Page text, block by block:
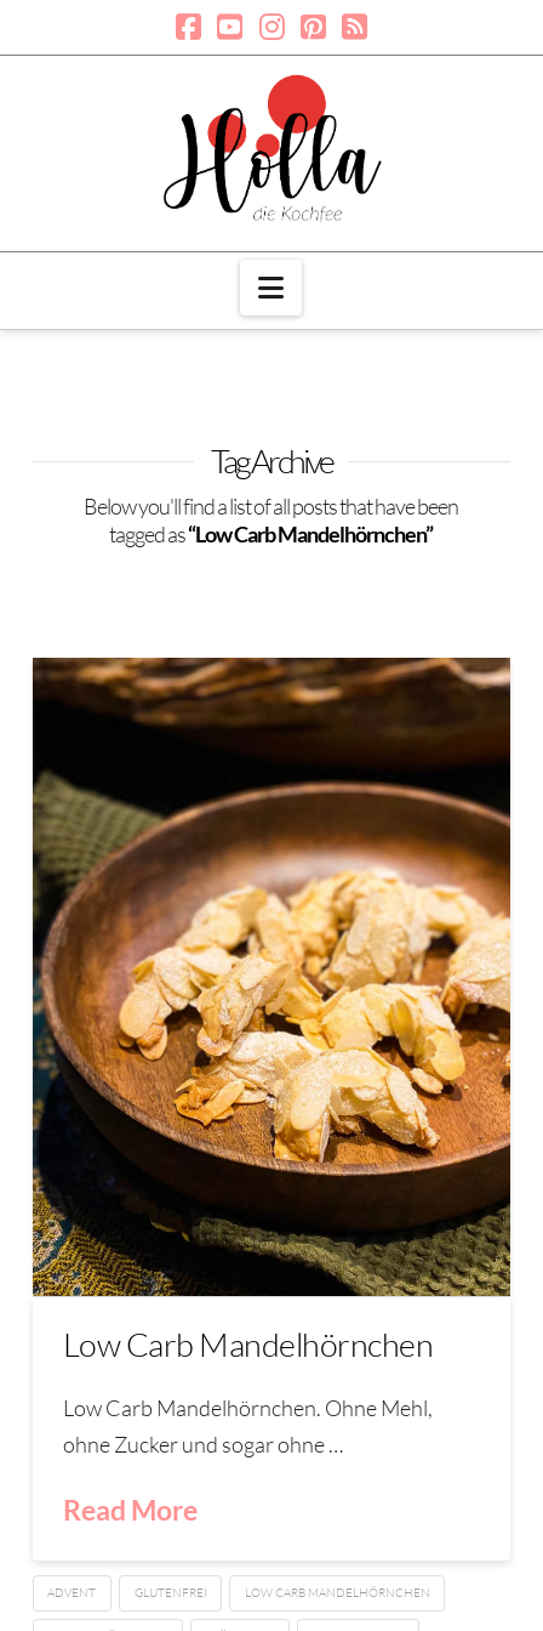
Navigation
Tag Archive
Below you'll find a list of all posts that have been
tagged as“Low Carb Mandelhörnchen”
Low Carb Mandelhörnchen
Low Carb Mandelhörnchen. Ohne Mehl,
ohne Zucker und sogar ohne …
Read More
ADVENT GLUTENFREI LOW CARB MANDELHÖRNCHEN